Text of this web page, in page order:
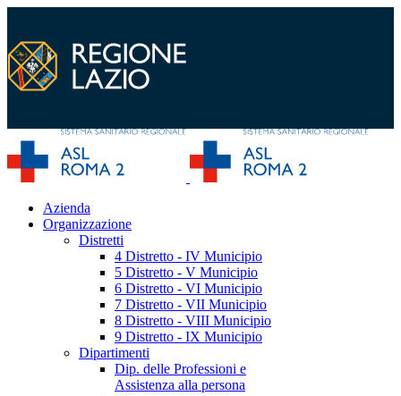
Azienda
Organizzazione
Distretti
4 Distretto - IV Municipio
5 Distretto - V Municipio
6 Distretto - VI Municipio
7 Distretto - VII Municipio
8 Distretto - VIII Municipio
9 Distretto - IX Municipio
Dipartimenti
Dip. delle Professioni e
Assistenza alla persona